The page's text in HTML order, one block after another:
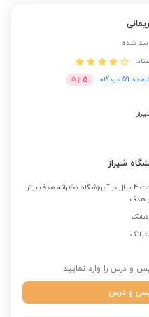
شده
59 دیدگاه
5 از 5
شیراز
دبیر رسمی آموزش و پرورش و تدریس به مدت 4 سال در آموزشگاه دخترانه هدف برتر
و درس را وارد نمایید:
و درس